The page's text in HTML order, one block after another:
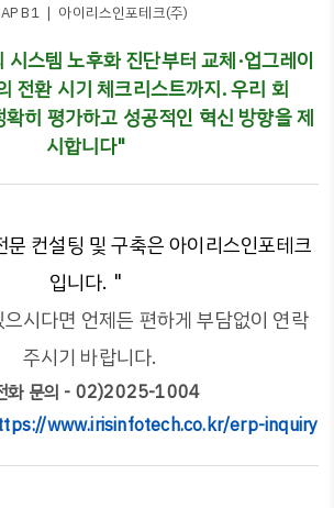
B1 ❘ 아이리스인포테크(주)
스템 노후화 진단부터 교체·업그레이
전환 시기 체크리스트까지. 우리 회
히 평가하고 성공적인 혁신 방향을 제
시합니다"
컨설팅 및 구축은 아이리스인포테크
입니다. "
시다면 언제든 편하게 부담없이 연락
주시기 바랍니다.
화 문의 - 02)2025-1004
www.irisinfotech.co.kr/erp-inquiry